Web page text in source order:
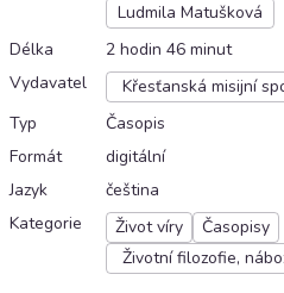
Ludmila Matušková
Délka
2 hodin 46 minut
Vydavatel
Křesťanská misijní
Typ
Časopis
Formát
digitální
Jazyk
čeština
Kategorie
Život víry
Časopisy
Životní filozofie,